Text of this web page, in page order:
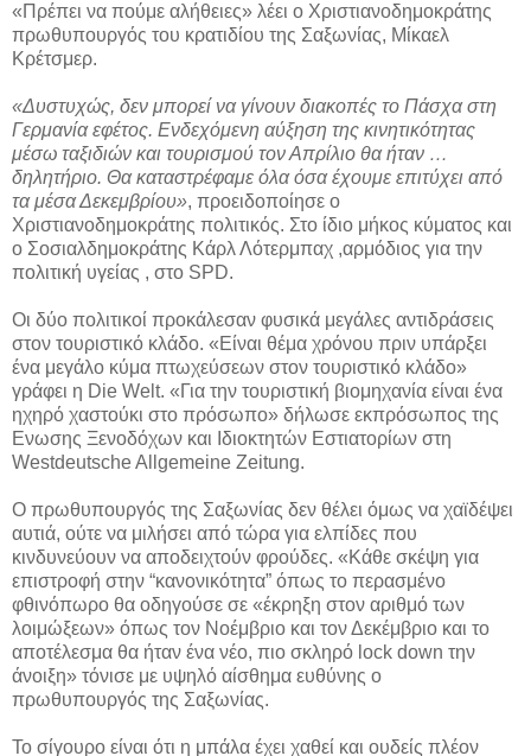
«Πρέπει να πούμε αλήθειες» λέει ο Χριστιανοδημοκράτης
πρωθυπουργός του κρατιδίου της Σαξωνίας, Μίκαελ
Κρέτσμερ.
«Δυστυχώς, δεν μπορεί να γίνουν διακοπές το Πάσχα στη
Γερμανία εφέτος. Ενδεχόμενη αύξηση της κινητικότητας
μέσω ταξιδιών και τουρισμού τον Απρίλιο θα ήταν …
δηλητήριο. Θα καταστρέφαμε όλα όσα έχουμε επιτύχει από
τα μέσα Δεκεμβρίου», προειδοποίησε ο
Χριστιανοδημοκράτης πολιτικός. Στο ίδιο μήκος κύματος και
ο Σοσιαλδημοκράτης Κάρλ Λότερμπαχ ,αρμόδιος για την
πολιτική υγείας , στο SPD.
Οι δύο πολιτικοί προκάλεσαν φυσικά μεγάλες αντιδράσεις
στον τουριστικό κλάδο. «Είναι θέμα χρόνου πριν υπάρξει
ένα μεγάλο κύμα πτωχεύσεων στον τουριστικό κλάδο»
γράφει η Die Welt. «Για την τουριστική βιομηχανία είναι ένα
ηχηρό χαστούκι στο πρόσωπο» δήλωσε εκπρόσωπος της
Ενωσης Ξενοδόχων και Ιδιοκτητών Εστιατορίων στη
Westdeutsche Allgemeine Zeitung.
O πρωθυπουργός της Σαξωνίας δεν θέλει όμως να χαϊδέψει
αυτιά, ούτε να μιλήσει από τώρα για ελπίδες που
κινδυνεύουν να αποδειχτούν φρούδες. «Κάθε σκέψη για
επιστροφή στην “κανονικότητα” όπως το περασμένο
φθινόπωρο θα οδηγούσε σε «έκρηξη στον αριθμό των
λοιμώξεων» όπως τον Νοέμβριο και τον Δεκέμβριο και το
αποτέλεσμα θα ήταν ένα νέο, πιο σκληρό lock down την
άνοιξη» τόνισε με υψηλό αίσθημα ευθύνης ο
πρωθυπουργός της Σαξωνίας.
Το σίγουρο είναι ότι η μπάλα έχει χαθεί και ουδείς πλέον